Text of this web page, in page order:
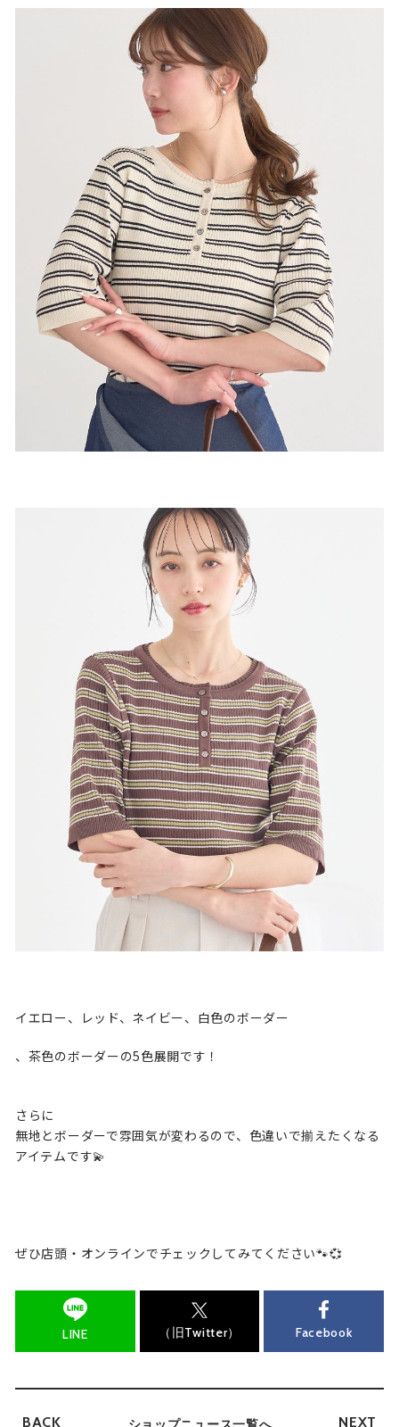
イエロー、レッド、ネイビー、白色のボーダー
、茶色のボーダーの5色展開です！
さらに
無地とボーダーで雰囲気が変わるので、色違いで揃えたくなる
アイテムです💫
ぜひ店頭・オンラインでチェックしてみてください🐾💞
LINE （旧Twitter） Facebook
BACK NEXT